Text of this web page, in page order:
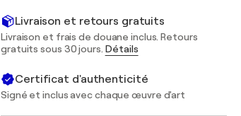
Livraison et retours gratuits
Livraison et frais de douane inclus. Retours
gratuits sous 30 jours. Détails
Certificat d'authenticité
Signé et inclus avec chaque œuvre d'art